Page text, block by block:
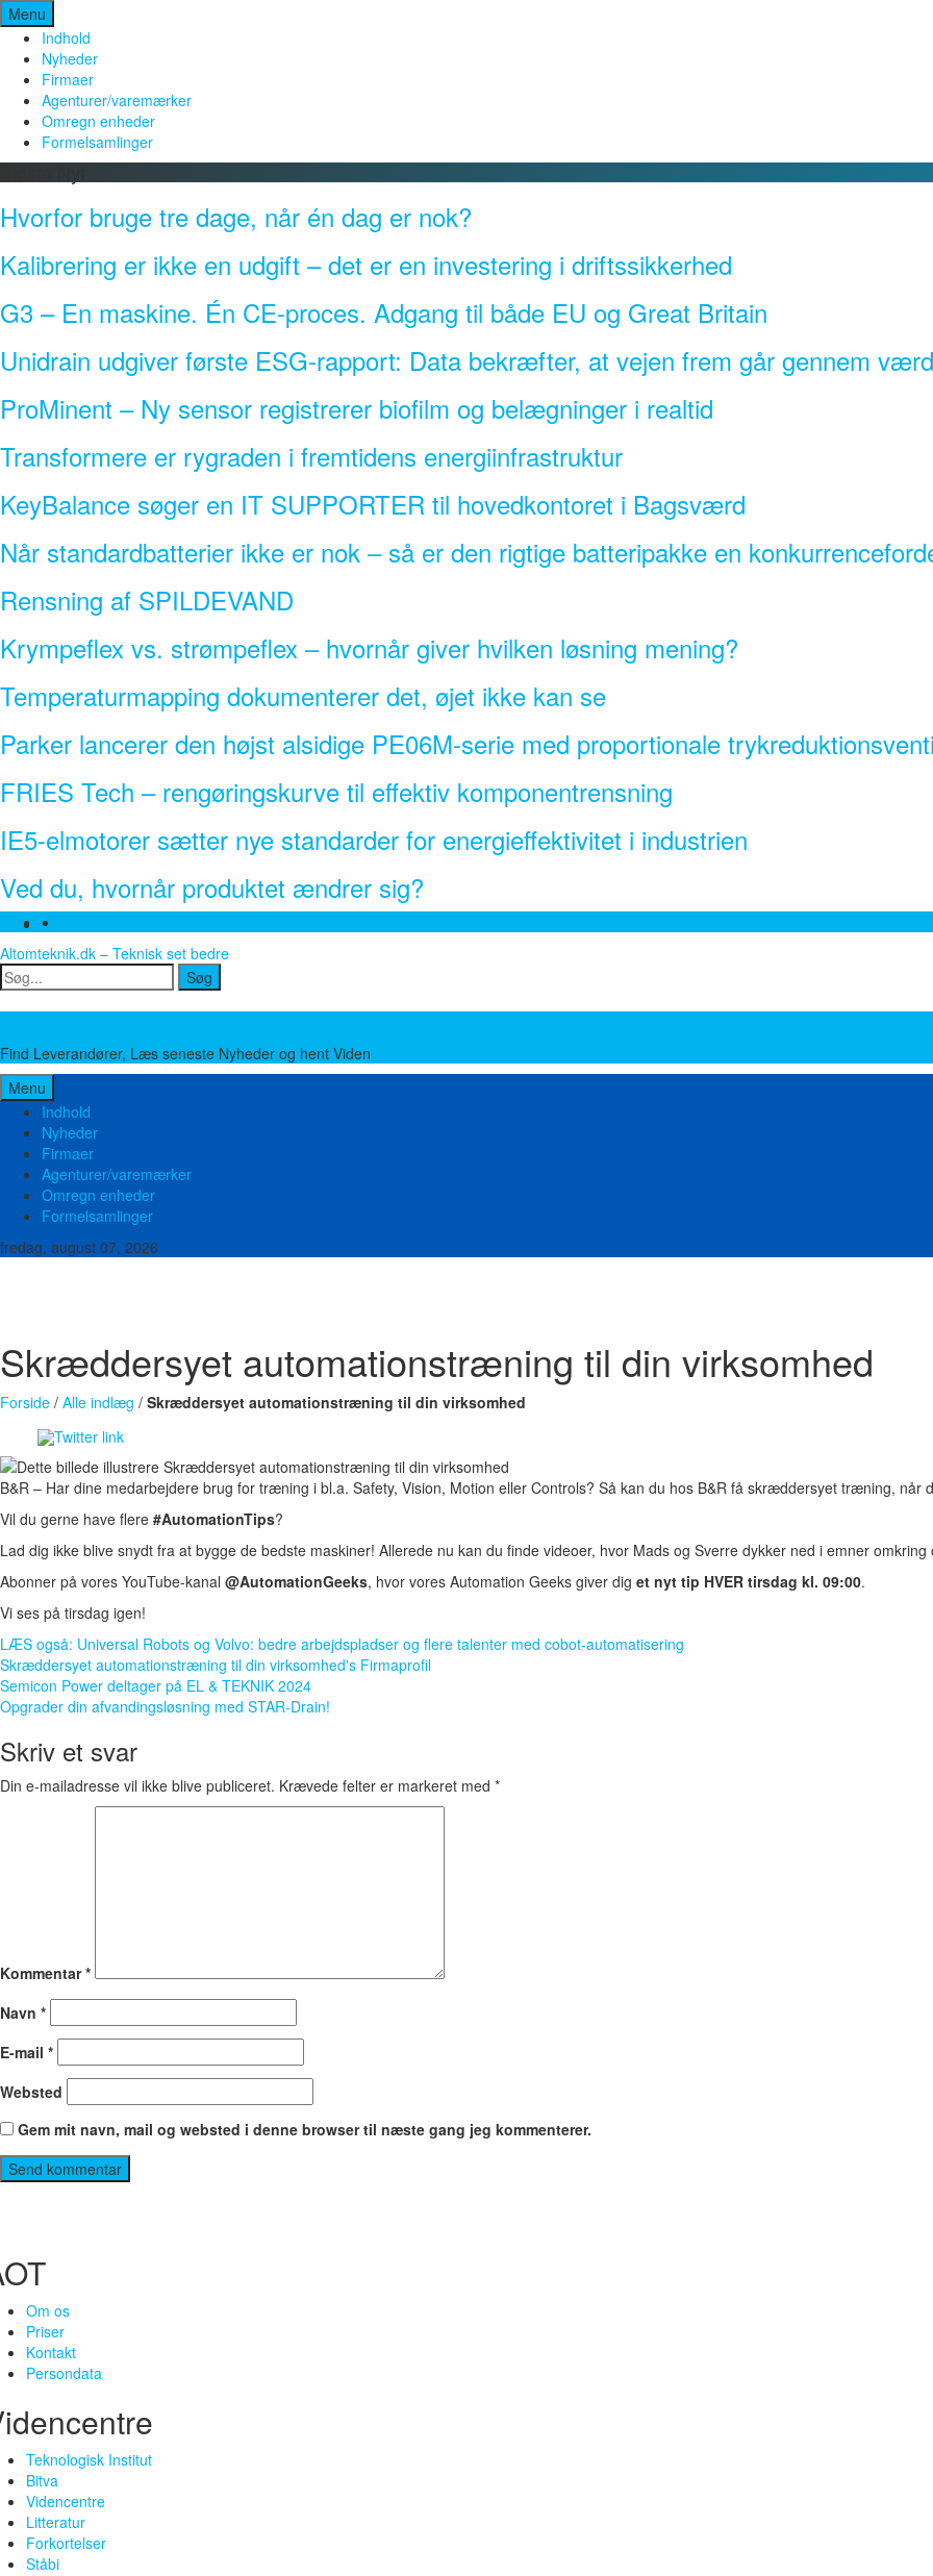
Spring
til
indhold
Menu
Indhold
Nyheder
Firmaer
Agenturer/varemærker
Omregn enheder
Formelsamlinger
Sidste Nyt
Hvorfor bruge tre dage, når én dag er nok?
Kalibrering er ikke en udgift – det er en investering i driftssikkerhed
G3 – En maskine. Én CE-proces. Adgang til både EU og Great Britain
Unidrain udgiver første ESG-rapport: Data bekræfter, at vejen frem går gennem
ProMinent – Ny sensor registrerer biofilm og belægninger i realtid
Transformere er rygraden i fremtidens energiinfrastruktur
KeyBalance søger en IT SUPPORTER til hovedkontoret i Bagsværd
Når standardbatterier ikke er nok – så er den rigtige batteripakke en
Rensning af SPILDEVAND
Krympeflex vs. strømpeflex – hvornår giver hvilken løsning mening?
Temperaturmapping dokumenterer det, øjet ikke kan se
Parker lancerer den højst alsidige PE06M-serie med proportionale
FRIES Tech – rengøringskurve til effektiv komponentrensning
IE5-elmotorer sætter nye standarder for energieffektivitet i industrien
Ved du, hvornår produktet ændrer sig?
Facebook
Altomteknik.dk – Teknisk set bedre
Søg
Søg
Find Leverandører, Læs seneste Nyheder og hent Viden
Menu
Indhold
Nyheder
Firmaer
Agenturer/varemærker
Omregn enheder
Formelsamlinger
fredag, august 07, 2026
Skræddersyet automationstræning til din virksomhed
Forside / Alle indlæg / Skræddersyet automationstræning til din virksomhed
B&R – Har dine medarbejdere brug for træning i bl.a. Safety, Vision, Motion eller Controls? Så kan du hos B&R få skræddersyet træning, når
Vil du gerne have flere #AutomationTips?
Lad dig ikke blive snydt fra at bygge de bedste maskiner! Allerede nu kan du finde videoer, hvor Mads og Sverre dykker ned i emner
Abonner på vores YouTube-kanal @AutomationGeeks, hvor vores Automation Geeks giver dig et nyt tip HVER tirsdag kl. 09:00.
Vi ses på tirsdag igen!
LÆS også: Universal Robots og Volvo: bedre arbejdspladser og flere talenter med cobot-automatisering
Skræddersyet automationstræning til din virksomhed's Firmaprofil
Indlægsnavigation
Semicon Power deltager på EL & TEKNIK 2024
Opgrader din afvandingsløsning med STAR-Drain!
Skriv et svar
Din e-mailadresse vil ikke blive publiceret. Krævede felter er markeret med *
Kommentar*
Navn *
E-mail *
Websted
Gem mit navn, mail og websted i denne browser til næste gang jeg kommenterer.
Om os
Priser
Kontakt
Persondata
Teknologisk Institut
Bitva
Videncentre
Litteratur
Forkortelser
Ståbi